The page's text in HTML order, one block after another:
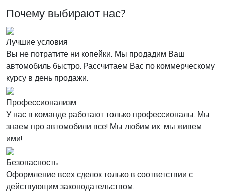
Почему выбирают нас?
Лучшие условия
Вы не потратите ни копейки. Мы продадим Ваш
автомобиль быстро. Рассчитаем Вас по коммерческому
курсу в день продажи.
Профессионализм
У нас в команде работают только профессионалы. Мы
знаем про автомобили все! Мы любим их, мы живем
ими!
Безопасность
Оформление всех сделок только в соответствии с
действующим законодательством.